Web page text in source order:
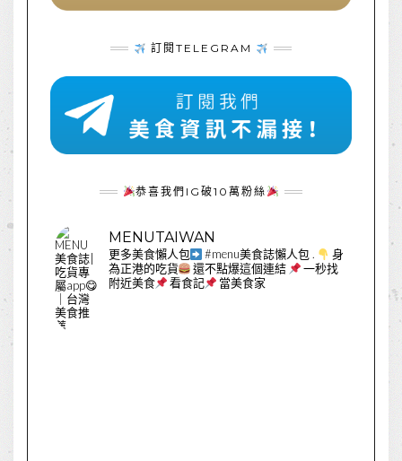
訂閱TELEGRAM
恭喜我們IG破10萬粉絲
MENUTAIWAN
更多美食懶人包 #menu美食誌懶人包.
身
為正港的吃貨
還不點爆這個連結
一秒找
附近美食
看食記 當美食家